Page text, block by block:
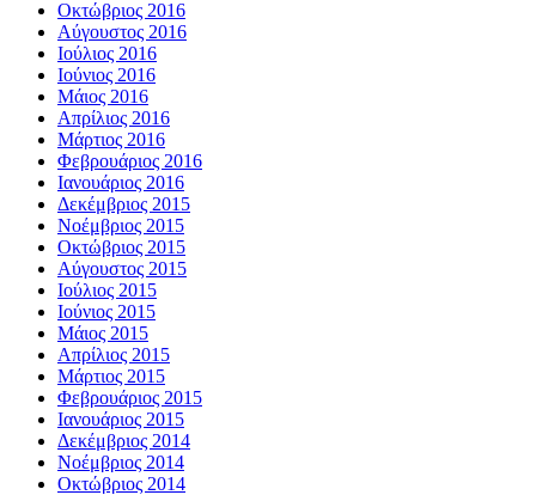
Οκτώβριος 2016
Αύγουστος 2016
Ιούλιος 2016
Ιούνιος 2016
Μάιος 2016
Απρίλιος 2016
Μάρτιος 2016
Φεβρουάριος 2016
Ιανουάριος 2016
Δεκέμβριος 2015
Νοέμβριος 2015
Οκτώβριος 2015
Αύγουστος 2015
Ιούλιος 2015
Ιούνιος 2015
Μάιος 2015
Απρίλιος 2015
Μάρτιος 2015
Φεβρουάριος 2015
Ιανουάριος 2015
Δεκέμβριος 2014
Νοέμβριος 2014
Οκτώβριος 2014